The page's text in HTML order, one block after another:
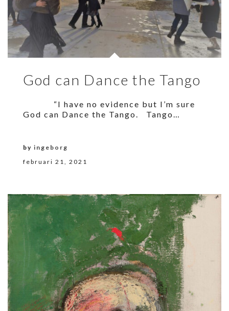
God can Dance the Tango
“I have no evidence but I’m sure
God can Dance the Tango. Tango…
februari 21, 2021
by ingeborg